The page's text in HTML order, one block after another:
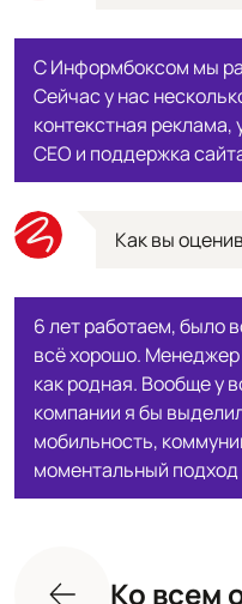
С Информбоксом мы
Сейчас у нас
контекстная реклама,
СЕО и поддержка
Как вы
6 лет работаем, было
всё хорошо.
как родная. Вообще у
компании я бы
мобильность,
моментальный подход
Ко всем